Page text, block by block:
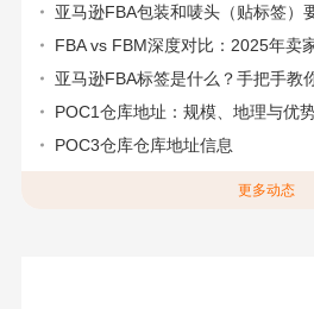
亚马逊FBA包装和唛头（贴标签）
FBA vs FBM深度对比：2025年卖家该如
亚马逊FBA标签是什么？手把手教你设
POC1仓库地址：规模、地理与优
POC3仓库仓库地址信息
更多动态